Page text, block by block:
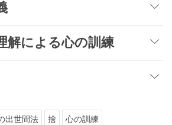
解による心の訓練
出世間法 捨 心の訓練